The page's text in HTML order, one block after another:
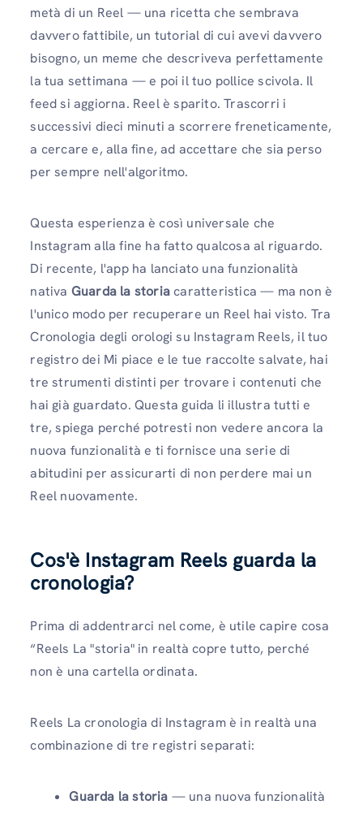
metà di un Reel — una ricetta che sembrava
davvero fattibile, un tutorial di cui avevi davvero
bisogno, un meme che descriveva perfettamente
la tua settimana — e poi il tuo pollice scivola. Il
feed si aggiorna. Reel è sparito. Trascorri i
successivi dieci minuti a scorrere freneticamente,
a cercare e, alla fine, ad accettare che sia perso
per sempre nell'algoritmo.
Questa esperienza è così universale che
Instagram alla fine ha fatto qualcosa al riguardo.
Di recente, l'app ha lanciato una funzionalità
nativa Guarda la storiacaratteristica — ma non è
l'unico modo per recuperare un Reel hai visto. Tra
Cronologia degli orologi su Instagram Reels, il tuo
registro dei Mi piace e le tue raccolte salvate, hai
tre strumenti distinti per trovare i contenuti che
hai già guardato. Questa guida li illustra tutti e
tre, spiega perché potresti non vedere ancora la
nuova funzionalità e ti fornisce una serie di
abitudini per assicurarti di non perdere mai un
Reel nuovamente.
Cos'è Instagram Reels guarda la
cronologia?
Prima di addentrarci nel come, è utile capire cosa
“Reels La "storia" in realtà copre tutto, perché
non è una cartella ordinata.
Reels La cronologia di Instagram è in realtà una
combinazione di tre registri separati:
Guarda la storia — una nuova funzionalità